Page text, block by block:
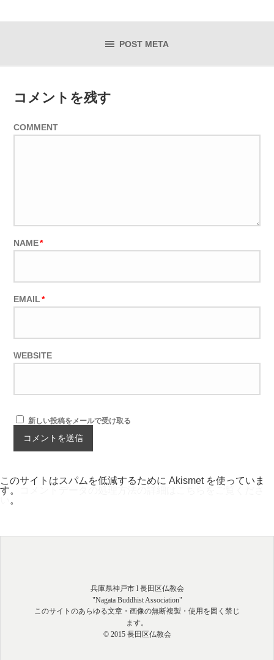
POST META
コメントを残す
COMMENT
NAME*
EMAIL *
WEBSITE
新しい投稿をメールで受け取る
このサイトはスパムを低減するために Akismet を使っていま
す。
。
兵庫県神戸市 l 長田区仏教会
"Nagata Buddhist Association"
このサイトのあらゆる文章・画像の無断複製・使用を固く禁じ
ます。
© 2015 長田区仏教会